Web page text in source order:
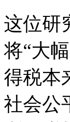
这位研
将“大
得税本
社会公